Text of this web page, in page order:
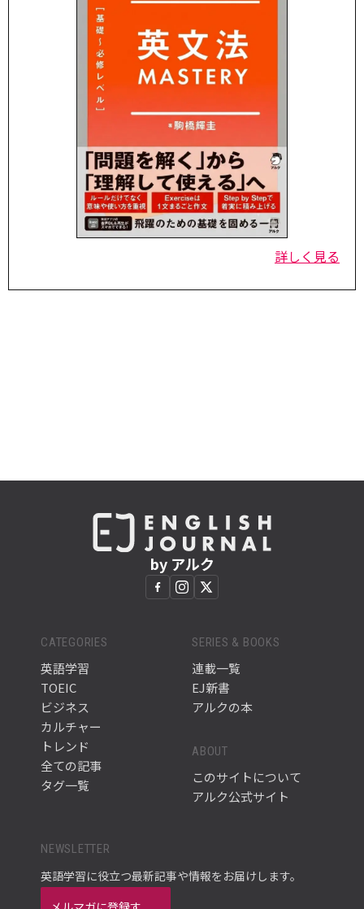
詳しく見る
by アルク
CATEGORIES
英語学習
TOEIC
ビジネス
カルチャー
トレンド
全ての記事
タグ一覧
SERIES & BOOKS
連載一覧
EJ新書
アルクの本
ABOUT
このサイトについて
アルク公式サイト
NEWSLETTER
英語学習に役立つ最新記事や情報をお届けします。